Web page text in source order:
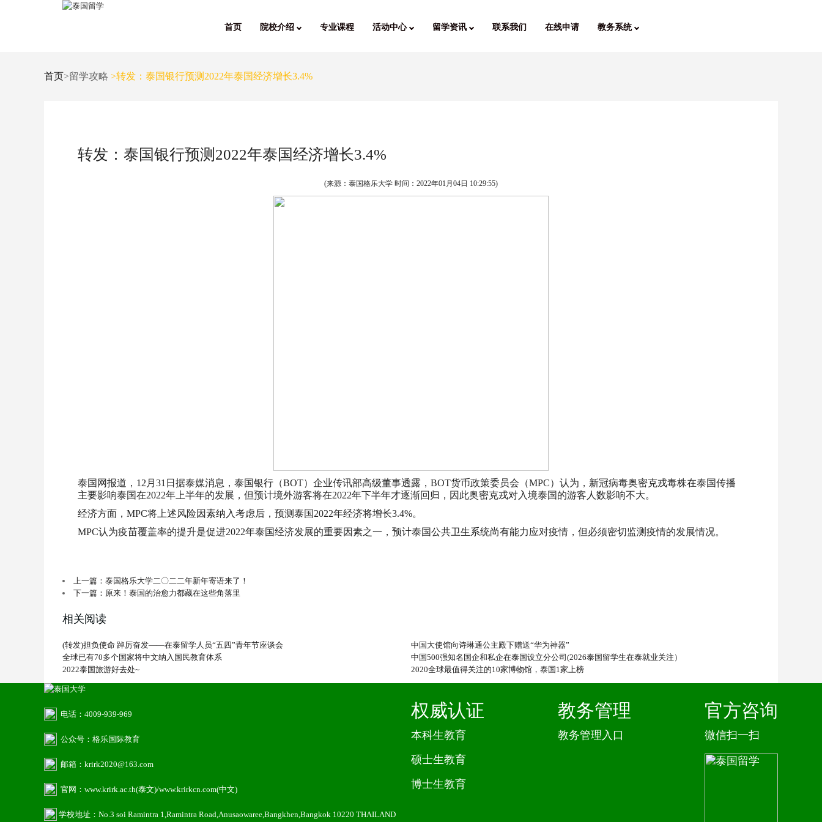
首页 院校介绍 专业课程 活动中心 留学资讯 联系我们 在线申请 教务系统
首页>留学攻略 >转发：泰国银行预测2022年泰国经济增长3.4%
转发：泰国银行预测2022年泰国经济增长3.4%
(来源：泰国格乐大学 时间： 2022年01月04日 10:29:55)
泰国网报道，12月31日据泰媒消息，泰国银行（BOT）企业传讯部高级董事透露，BOT货币政策委员会（MPC）认为，新冠病毒奥密克戎毒株在泰国传播
主要影响泰国在2022年上半年的发展，但预计境外游客将在2022年下半年才逐渐回归，因此奥密克戎对入境泰国的游客人数影响不大。
经济方面，MPC将上述风险因素纳入考虑后，预测泰国2022年经济将增长3.4%。
MPC认为疫苗覆盖率的提升是促进2022年泰国经济发展的重要因素之一，预计泰国公共卫生系统尚有能力应对疫情，但必须密切监测疫情的发展情况。
上一篇：泰国格乐大学二〇二二年新年寄语来了！
下一篇：原来！泰国的治愈力都藏在这些角落里
相关阅读
(转发)担负使命 踔厉奋发——在泰留学人员“五四”青年节座谈会
中国大使馆向诗琳通公主殿下赠送“华为神器”
全球已有70多个国家将中文纳入国民教育体系
中国500强知名国企和私企在泰国设立分公司(2026泰国留学生在泰就业关注）
2022泰国旅游好去处~
2020全球最值得关注的10家博物馆，泰国1家上榜
电话：4009-939-969
公众号：格乐国际教育
邮箱：krirk2020@163.com
官网：www.krirk.ac.th(泰文)/www.krirkcn.com(中文)
学校地址：No.3 soi Ramintra 1,Ramintra Road,Anusaowaree,Bangkhen,Bangkok 10220 THAILAND
权威认证
本科生教育
硕士生教育
博士生教育
教务管理
教务管理入口
官方咨询
微信扫一扫